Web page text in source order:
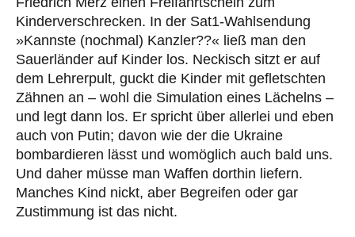
Kinderverschrecken. In der Sat1-Wahlsendung
»Kannste (nochmal) Kanzler??« ließ man den
Sauerländer auf Kinder los. Neckisch sitzt er auf
dem Lehrerpult, guckt die Kinder mit gefletschten
Zähnen an – wohl die Simulation eines Lächelns –
und legt dann los. Er spricht über allerlei und eben
auch von Putin; davon wie der die Ukraine
bombardieren lässt und womöglich auch bald uns.
Und daher müsse man Waffen dorthin liefern.
Manches Kind nickt, aber Begreifen oder gar
Zustimmung ist das nicht.